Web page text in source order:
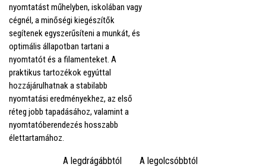
nyomtatást műhelyben, iskolában vagy
cégnél, a minőségi kiegészítők
segítenek egyszerűsíteni a munkát, és
optimális állapotban tartani a
nyomtatót és a filamenteket. A
praktikus tartozékok egyúttal
hozzájárulhatnak a stabilabb
nyomtatási eredményekhez, az első
réteg jobb tapadásához, valamint a
nyomtatóberendezés hosszabb
élettartamához.
A legdrágábbtól A legolcsóbbtól